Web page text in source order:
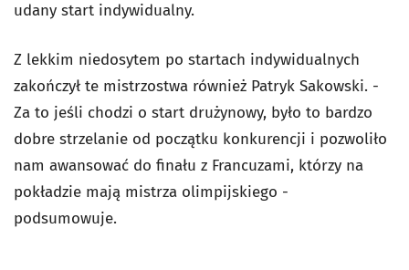
udany start indywidualny.
Z lekkim niedosytem po startach indywidualnych
zakończył te mistrzostwa również Patryk Sakowski. -
Za to jeśli chodzi o start drużynowy, było to bardzo
dobre strzelanie od początku konkurencji i pozwoliło
nam awansować do finału z Francuzami, którzy na
pokładzie mają mistrza olimpijskiego -
podsumowuje.